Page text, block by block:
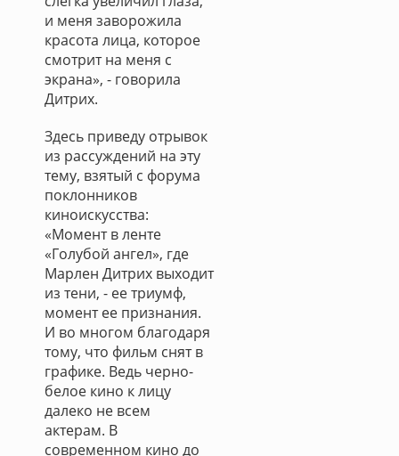
и меня заворожила
красота лица, которое
смотрит на меня с
экрана», - говорила
Дитрих.
Здесь приведу отрывок
из рассуждений на эту
тему, взятый с форума
поклонников
киноискусства:
«Момент в ленте
«Голубой ангел», где
Марлен Дитрих выходит
из тени, - ее триумф,
момент ее признания.
И во многом благодаря
тому, что фильм снят в
графике. Ведь черно-
белое кино к лицу
далеко не всем
актерам. В
современном кино до